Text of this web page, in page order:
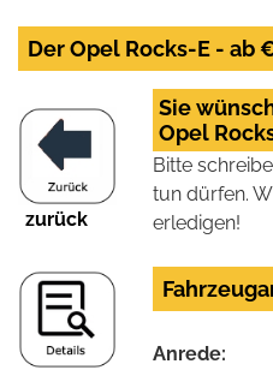
Der Opel Rocks-E - ab
zurück
Sie
Opel
Bitte
tun dürfen.
erledigen!
Anrede: